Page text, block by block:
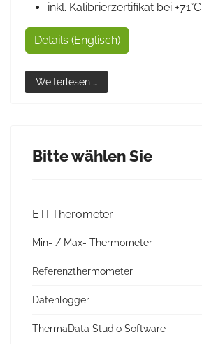
inkl. Kalibrierzertifikat bei +71°C
Details (Englisch)
Weiterlesen …
Bitte wählen Sie
ETI Therometer
Min- / Max- Thermometer
Referenzthermometer
Datenlogger
ThermaData Studio Software